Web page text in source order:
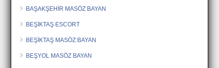
BAŞAKŞEHİR MASÖZ BAYAN
BEŞİKTAŞ ESCORT
BEŞİKTAŞ MASÖZ BAYAN
BEŞYOL MASÖZ BAYAN